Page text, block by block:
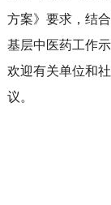
方案》要求，结
基层中医药工作
欢迎有关单位和
议。